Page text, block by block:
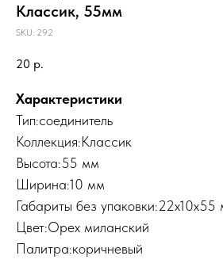
Классик, 55мм
SKU: 292
20 р.
Характеристики
Тип:соединитель
Коллекция:Классик
Высота:55 мм
Ширина:10 мм
Габариты без упаковки:22х10х55
Цвет:Орех миланский
Палитра:коричневый